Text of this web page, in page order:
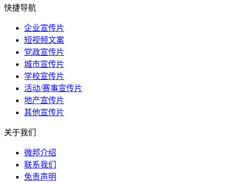
快捷导航
企业宣传片
短视频文案
党政宣传片
城市宣传片
学校宣传片
活动/赛事宣传片
地产宣传片
其他宣传片
关于我们
微邦介绍
联系我们
免责声明